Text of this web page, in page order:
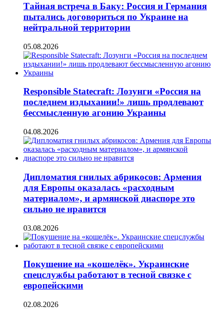
Тайная встреча в Баку: Россия и Германия
пытались договориться по Украине на
нейтральной территории
05.08.2026
Responsible Statecraft: Лозунги «Россия на
последнем издыхании!» лишь продлевают
бессмысленную агонию Украины
04.08.2026
Дипломатия гнилых абрикосов: Армения
для Европы оказалась «расходным
материалом», и армянской диаспоре это
сильно не нравится
03.08.2026
Покушение на «кошелёк». Украинские
спецслужбы работают в тесной связке с
европейскими
02.08.2026